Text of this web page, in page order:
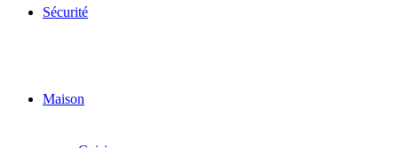
Sécurité
Maison